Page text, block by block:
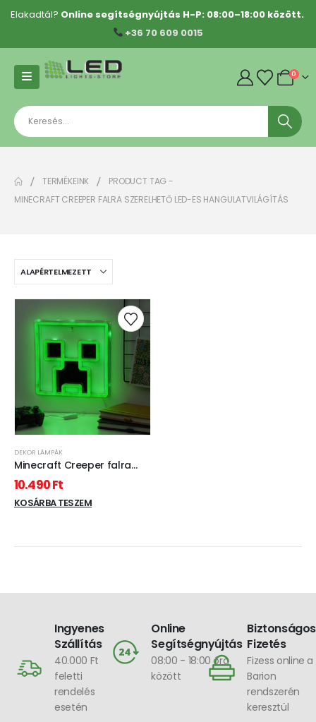
Elakadtál? Online segítségnyújtás H-P: 08:00–18:00 között.
+36 70 609 0015
0
TERMÉKEINK
PRODUCT TAG -
MINECRAFT CREEPER FALRA SZERELHETŐ LED-ES HANGULATVILÁGÍTÁS
DEKOR LÁMPÁK
Minecraft Creeper falra
szerelhető LED-es
hangulatvilágítás
10.490Ft
KOSÁRBA TESZEM
Ingyenes
Szállítás
40.000 Ft
feletti
rendelés
esetén
Online
Segítségnyújtás
08:00 - 18:00 óra
között
Biztonságos
Fizetés
Fizess online a
Barion
rendszerén
keresztül